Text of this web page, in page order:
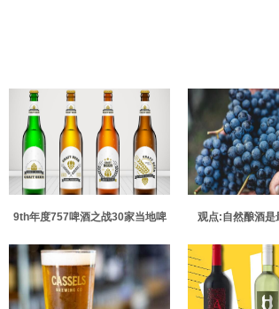
9th年度757啤酒之战30家当地啤
观点:自然酿酒是